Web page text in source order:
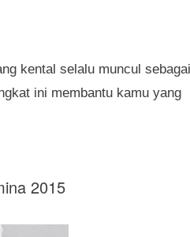
kental selalu muncul sebagai
ini membantu kamu yang
2015